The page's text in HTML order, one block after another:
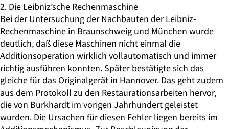
2. Die Leibniz’sche Rechenmaschine
Bei der Untersuchung der Nachbauten der Leibniz-
Rechenmaschine in Braunschweig und München wurde
deutlich, daß diese Maschinen nicht einmal die
Additionsoperation wirklich vollautomatisch und immer
richtig ausführen konnten. Später bestätigte sich das
gleiche für das Originalgerät in Hannover. Das geht zudem
aus dem Protokoll zu den Restaurations­arbeiten hervor,
die von Burkhardt im vorigen Jahrhundert geleistet
wurden. Die Ursachen für diesen Fehler liegen bereits im